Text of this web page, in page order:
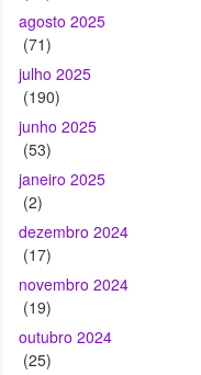
agosto 2025
(71)
julho 2025
(190)
junho 2025
(53)
janeiro 2025
(2)
dezembro 2024
(17)
novembro 2024
(19)
outubro 2024
(25)